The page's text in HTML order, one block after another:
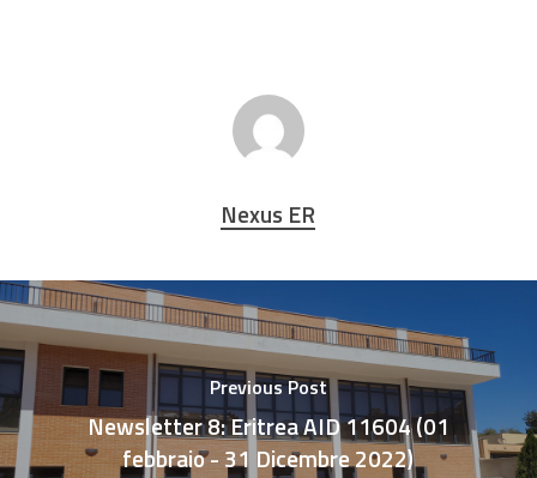
Nexus ER
Previous Post
Newsletter 8: Eritrea AID 11604 (01
febbraio - 31 Dicembre 2022)